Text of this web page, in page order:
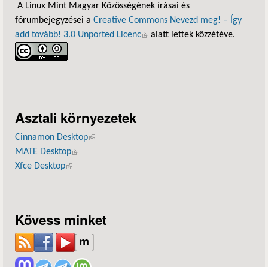
A Linux Mint Magyar Közösségének írásai és
fórumbejegyzései a Creative Commons Nevezd meg! – Így
add tovább! 3.0 Unported Licenc(külső hivatkozás)
alatt lettek közzétéve.
Asztali környezetek
Cinnamon Desktop(külső hivatkozás)
MATE Desktop(külső hivatkozás)
Xfce Desktop(külső hivatkozás)
Kövess minket